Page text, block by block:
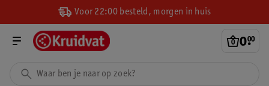
Voor 22:00 besteld, morgen in huis
0.
00